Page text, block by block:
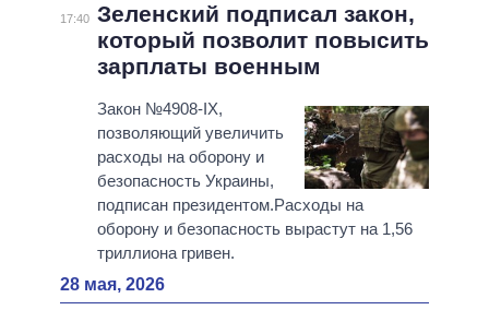
17:40 Зеленский подписал закон,
который позволит повысить
зарплаты военным
Закон №4908-IX,
позволяющий увеличить
расходы на оборону и
безопасность Украины,
подписан президентом.Расходы на
оборону и безопасность вырастут на 1,56
триллиона гривен.
28 мая, 2026